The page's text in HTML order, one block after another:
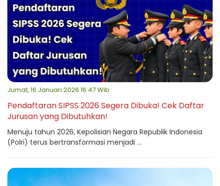
Jumat, 16 Januari 2026 16:47 Wib
Pendaftaran SIPSS 2026 Segera Dibuka! Cek Daftar
Jurusan yang Dibutuhkan!
Menuju tahun 2026, Kepolisian Negara Republik Indonesia
(Polri) terus bertransformasi menjadi ...